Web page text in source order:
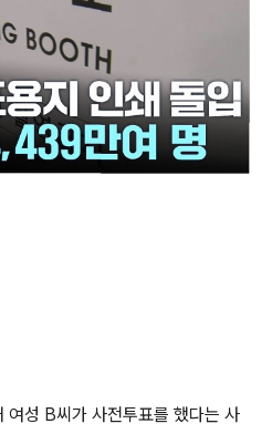
성 B씨가 사전투표를 했다는 사